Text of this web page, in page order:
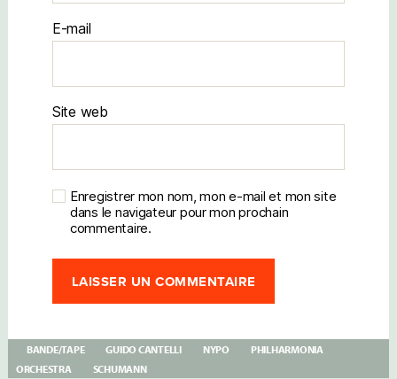
E-mail
Site web
Enregistrer mon nom, mon e-mail et mon site
dans le navigateur pour mon prochain
commentaire.
BANDE/TAPE GUIDO CANTELLI NYPO
PHILHARMONIA
ORCHESTRA
SCHUMANN